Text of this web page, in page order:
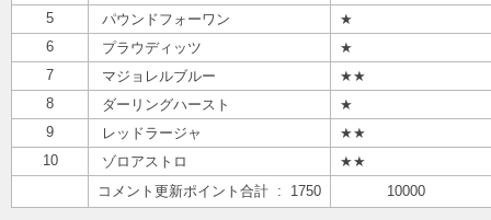
5
パウンドフォーワン
★
6
プラウディッツ
★
7
マジョレルブルー
★★
8
ダーリングハースト
★
9
レッドラージャ
★★
10
ゾロアストロ
★★
コメント更新ポイント合計 : 1750
10000